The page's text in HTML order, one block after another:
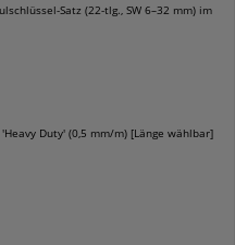
Satz (22-tlg., SW 6–32 mm) im
Duty' (0,5 mm/m) [Länge wählbar]